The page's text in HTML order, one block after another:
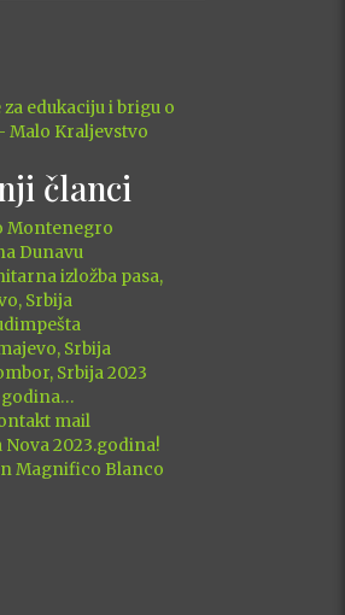
članci
Montenegro
Dunavu
izložba pasa,
Srbija
Srbija
Srbija 2023
godina…
mail
Nova 2023.godina!
Magnifico Blanco